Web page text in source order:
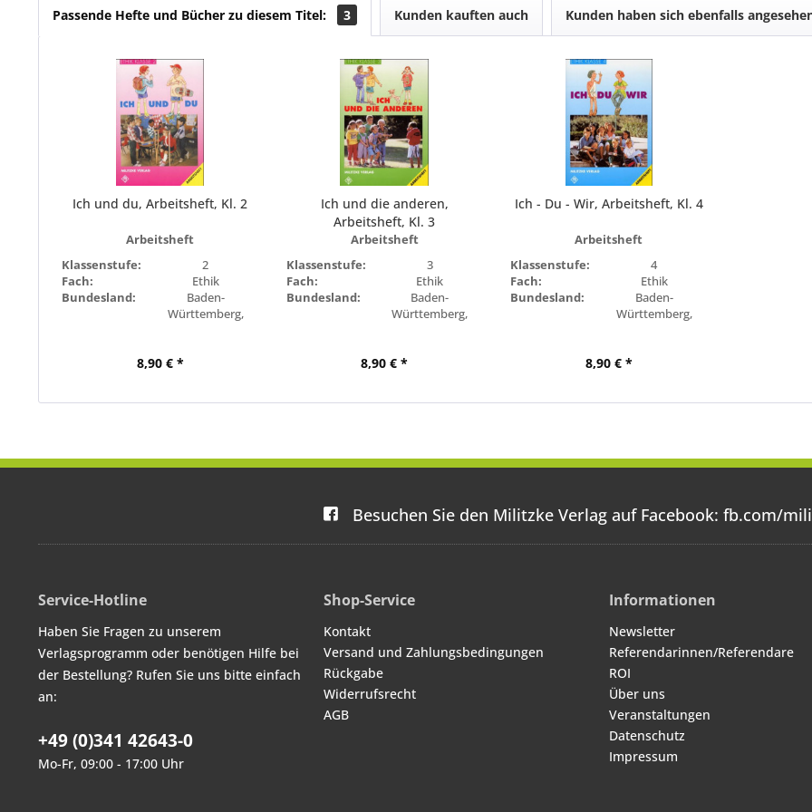
Passende Hefte und Bücher zu diesem Titel: 3 Kunden kauften auch Kunden haben sich ebenfalls
Ich und du, Arbeitsheft, Kl. 2
Arbeitsheft
Klassenstufe:
2
Fach:
Ethik
Bundesland:
Baden-
Württemberg,
Bremen, Hamburg,
Westfalen,
Thüringen
8,90 € *
Ich und die anderen,
Arbeitsheft, Kl. 3
Arbeitsheft
Klassenstufe:
3
Fach:
Ethik
Bundesland:
Baden-
Württemberg,
Bremen, Hamburg,
Westfalen,
Sachsen-Anhalt,
Schleswig-Holstein,
Thüringen
8,90 € *
Ich - Du - Wir, Arbeitsheft, Kl. 4
Arbeitsheft
Klassenstufe:
4
Fach:
Ethik
Bundesland:
Baden-
Württemberg,
Bremen, Hamburg,
Westfalen,
Sachsen-Anhalt,
Schleswig-Holstein,
Thüringen
8,90 € *
Besuchen Sie den Militzke Verlag auf Facebook: fb.com/
Service-Hotline
Haben Sie Fragen zu unserem
Verlagsprogramm oder benötigen Hilfe bei
der Bestellung? Rufen Sie uns bitte einfach
an:
+49 (0)341 42643-0
Mo-Fr, 09:00 - 17:00 Uhr
Shop-Service
Kontakt
Versand und Zahlungsbedingungen
Rückgabe
Widerrufsrecht
AGB
Informationen
Newsletter
Referendarinnen/Referendare
ROI
Über uns
Veranstaltungen
Datenschutz
Impressum